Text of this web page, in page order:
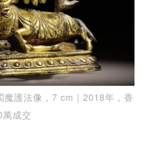
魔護法像，7 cm｜2018年，香
成交